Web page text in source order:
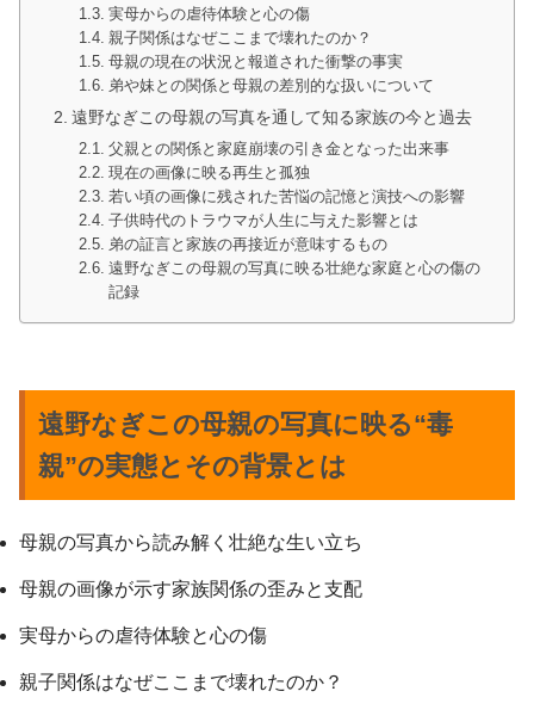
実母からの虐待体験と心の傷
親子関係はなぜここまで壊れたのか？
母親の現在の状況と報道された衝撃の事実
弟や妹との関係と母親の差別的な扱いについて
遠野なぎこの母親の写真を通して知る家族の今と過去
父親との関係と家庭崩壊の引き金となった出来事
現在の画像に映る再生と孤独
若い頃の画像に残された苦悩の記憶と演技への影響
子供時代のトラウマが人生に与えた影響とは
弟の証言と家族の再接近が意味するもの
遠野なぎこの母親の写真に映る壮絶な家庭と心の傷の
記録
遠野なぎこの母親の写真に映る“毒
親”の実態とその背景とは
母親の写真から読み解く壮絶な生い立ち
母親の画像が示す家族関係の歪みと支配
実母からの虐待体験と心の傷
親子関係はなぜここまで壊れたのか？